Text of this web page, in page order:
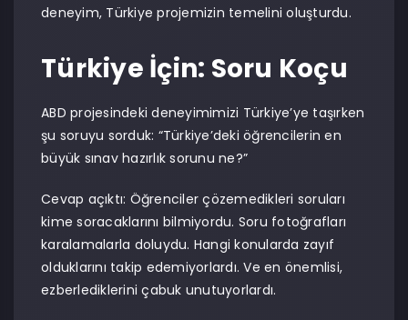
deneyim, Türkiye projemizin temelini oluşturdu.
Türkiye İçin: Soru Koçu
ABD projesindeki deneyimimizi Türkiye’ye taşırken
şu soruyu sorduk: “Türkiye’deki öğrencilerin en
büyük sınav hazırlık sorunu ne?”
Cevap açıktı: Öğrenciler çözemedikleri soruları
kime soracaklarını bilmiyordu. Soru fotoğrafları
karalamalarla doluydu. Hangi konularda zayıf
olduklarını takip edemiyorlardı. Ve en önemlisi,
ezberlediklerini çabuk unutuyorlardı.